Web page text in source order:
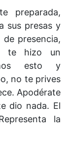
preparada,
sus presas y
presencia,
te hizo un
esto y
no te prives
Apodérate
dio nada. El
la